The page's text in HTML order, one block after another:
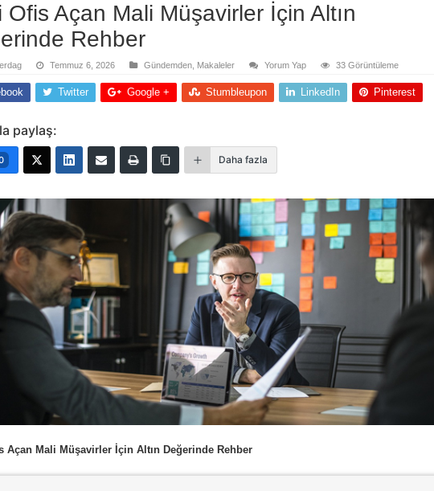
Ofis Açan Mali Müşavirler İçin Altın
Rehber
Temmuz 6, 2026 Gündemden Makaleler Yorum Yap 33 Görüntüleme
Twitter Google + Stumbleupon LinkedIn Pinterest
paylaş:
Daha fazla
Açan Mali Müşavirler İçin Altın Değerinde Rehber